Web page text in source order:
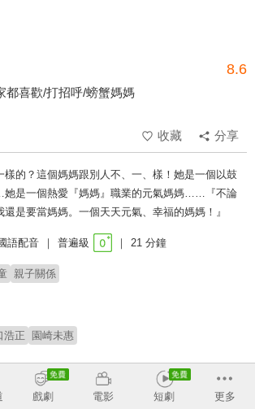
8.6
喜歡/打招呼/螃蟹媽媽
收藏
分享
樣的？這個媽媽跟別人不、一、樣！她是一個以鼓
是一個熱愛『媽媽』職業的元氣媽媽……『不論
是要當媽媽。一個天天元氣、幸福的媽媽！』
語配音 普遍級 21 分鐘
親子關係
浩正 園崎未惠
戲劇 電影 短劇 更多